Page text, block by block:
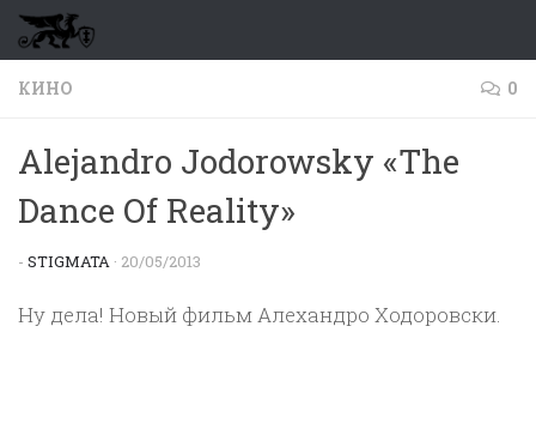
Перейти к содержимому
КИНО 0
Alejandro Jodorowsky «The
Dance Of Reality»
- STIGMATA · 20/05/2013
Ну дела! Новый фильм Алехандро Ходоровски.